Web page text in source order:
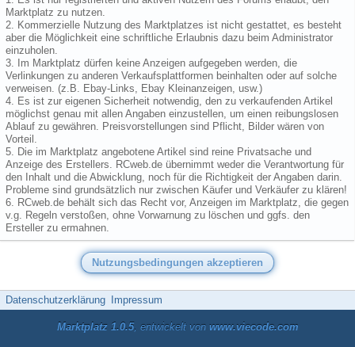
Marktplatz zu nutzen.
2. Kommerzielle Nutzung des Marktplatzes ist nicht gestattet, es besteht
aber die Möglichkeit eine schriftliche Erlaubnis dazu beim Administrator
einzuholen.
3. Im Marktplatz dürfen keine Anzeigen aufgegeben werden, die
Verlinkungen zu anderen Verkaufsplattformen beinhalten oder auf solche
verweisen. (z.B. Ebay-Links, Ebay Kleinanzeigen, usw.)
4. Es ist zur eigenen Sicherheit notwendig, den zu verkaufenden Artikel
möglichst genau mit allen Angaben einzustellen, um einen reibungslosen
Ablauf zu gewähren. Preisvorstellungen sind Pflicht, Bilder wären von
Vorteil.
5. Die im Marktplatz angebotene Artikel sind reine Privatsache und
Anzeige des Erstellers. RCweb.de übernimmt weder die Verantwortung für
den Inhalt und die Abwicklung, noch für die Richtigkeit der Angaben darin.
Probleme sind grundsätzlich nur zwischen Käufer und Verkäufer zu klären!
6. RCweb.de behält sich das Recht vor, Anzeigen im Marktplatz, die gegen
v.g. Regeln verstoßen, ohne Vorwarnung zu löschen und ggfs. den
Ersteller zu ermahnen.
Datenschutzerklärung Impressum
Marktplatz 1.0.5, entwickelt von www.viecode.com